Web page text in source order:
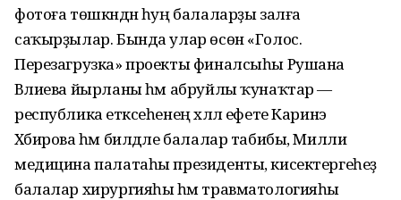
фотоға төшкәндән һуң балаларҙы залға
саҡырҙылар. Бында улар өсөн «Голос.
Перезагрузка» проекты финалсыһы Рушана
Вәлиева йырланы һәм абруйлы ҡунаҡтар —
республика етәксеһенең хәләл ефете Каринэ
Хәбирова һәм билдәле балалар табибы, Милли
медицина палатаһы президенты, кисектергеһеҙ
балалар хирургияһы һәм травматологияһы